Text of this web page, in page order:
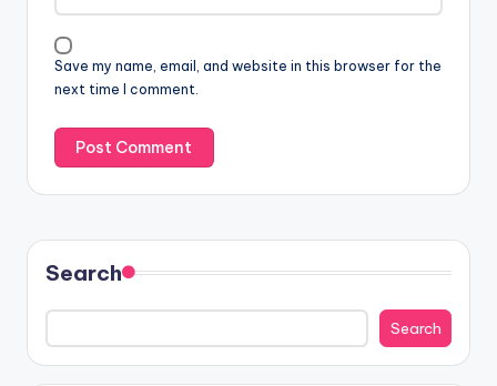
Save my name, email, and website in this browser for the
next time I comment.
Search
Search